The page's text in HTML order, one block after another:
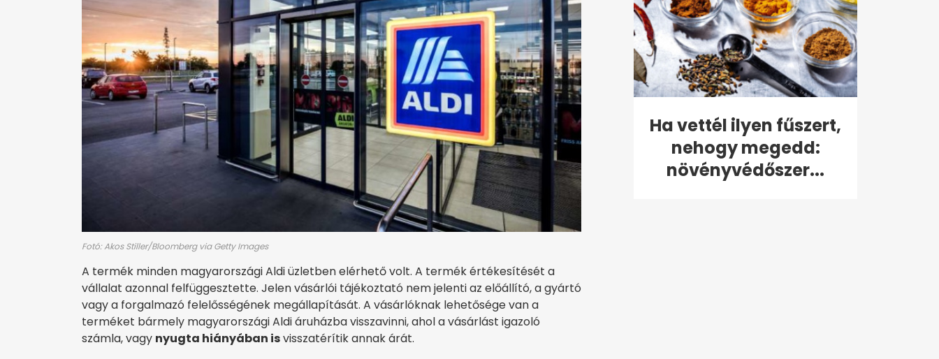
Fotó: Akos Stiller/Bloomberg via Getty Images
A termék minden magyarországi Aldi üzletben elérhető volt. A termék értékesítését a
vállalat azonnal felfüggesztette. Jelen vásárlói tájékoztató nem jelenti az előállító, a gyártó
vagy a forgalmazó felelősségének megállapítását. A vásárlóknak lehetősége van a
terméket bármely magyarországi Aldi áruházba visszavinni, ahol a vásárlást igazoló
számla, vagy nyugta hiányában isvisszatérítik annak árát.
Ha vettél ilyen fűszert,
nehogy megedd:
növényvédőszer...